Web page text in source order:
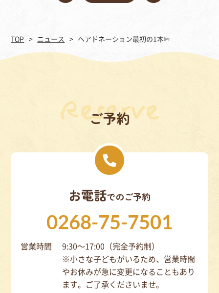
TOP ニュース ヘアドネーション最初の1本✄
ご予約
お電話でのご予約
0268-75-7501
営業時間
9:30～17:00（完全予約制）
※小さな子どもがいるため、営業時間
やお休みが急に変更になることもあり
ます。ご了承くださいませ。